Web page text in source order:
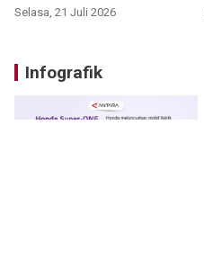
Selasa, 21 Juli 2026
Infografik